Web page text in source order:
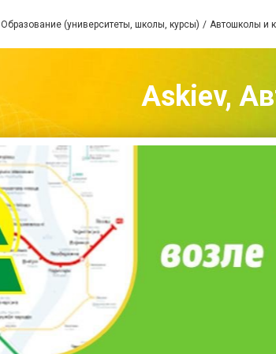
Образование (университеты, школы, курсы) Автошколы и
Askiev,